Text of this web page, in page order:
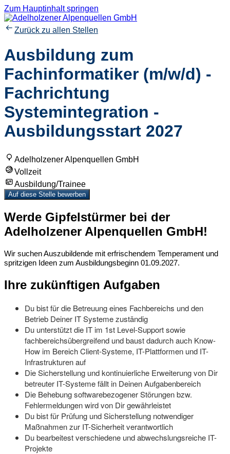
Zum Hauptinhalt springen
Zurück zu allen Stellen
Ausbildung zum
Fachinformatiker (m/w/d) -
Fachrichtung
Systemintegration -
Ausbildungsstart 2027
Adelholzener Alpenquellen GmbH
Vollzeit
Ausbildung/Trainee
Auf diese Stelle bewerben
Werde Gipfelstürmer bei der
Adelholzener Alpenquellen GmbH!
Wir suchen Auszubildende mit erfrischendem Temperament und
spritzigen Ideen zum Ausbildungsbeginn 01.09.2027.
Ihre zukünftigen Aufgaben
Du bist für die Betreuung eines Fachbereichs und den
Betrieb Deiner IT Systeme zuständig
Du unterstützt die IT im 1st Level-Support sowie
fachbereichsübergreifend und baust dadurch auch Know-
How im Bereich Client-Systeme, IT-Plattformen und IT-
Infrastrukturen auf
Die Sicherstellung und kontinuierliche Erweiterung von Dir
betreuter IT-Systeme fällt in Deinen Aufgabenbereich
Die Behebung softwarebezogener Störungen bzw.
Fehlermeldungen wird von Dir gewährleistet
Du bist für Prüfung und Sicherstellung notwendiger
Maßnahmen zur IT-Sicherheit verantwortlich
Du bearbeitest verschiedene und abwechslungsreiche IT-
Projekte